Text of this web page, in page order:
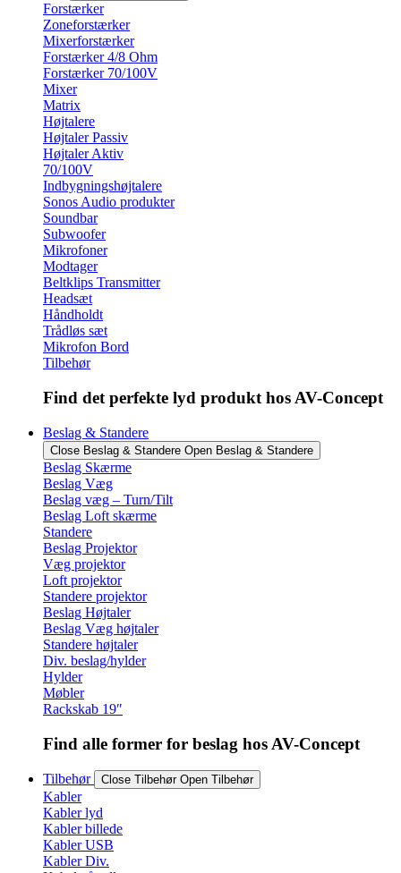
Forstærker
Zoneforstærker
Mixerforstærker
Forstærker 4/8 Ohm
Forstærker 70/100V
Mixer
Matrix
Højtalere
Højtaler Passiv
Højtaler Aktiv
70/100V
Indbygningshøjtalere
Sonos Audio produkter
Soundbar
Subwoofer
Mikrofoner
Modtager
Beltklips Transmitter
Headsæt
Håndholdt
Trådløs sæt
Mikrofon Bord
Tilbehør
Find det perfekte lyd produkt hos AV-Concept
Beslag & Standere
Close Beslag & Standere Open Beslag & Standere
Beslag Skærme
Beslag Væg
Beslag væg – Turn/Tilt
Beslag Loft skærme
Standere
Beslag Projektor
Væg projektor
Loft projektor
Standere projektor
Beslag Højtaler
Beslag Væg højtaler
Standere højtaler
Div. beslag/hylder
Hylder
Møbler
Rackskab 19″
Find alle former for beslag hos AV-Concept
Tilbehør Close Tilbehør Open Tilbehør
Kabler
Kabler lyd
Kabler billede
Kabler USB
Kabler Div.